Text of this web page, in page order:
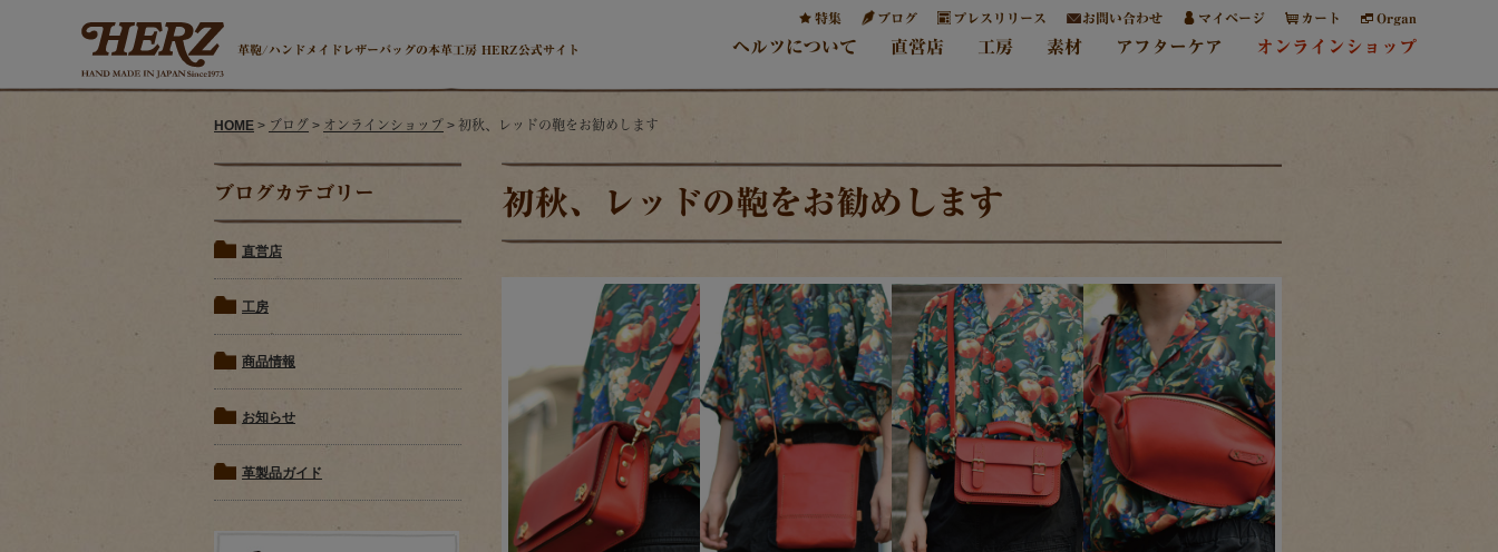
革鞄/ハンドメイドレザーバッグの本革工房 HERZ公式サイト
特集 ブログ プレスリリース お問い合わせ マイページ カート Organ
ヘルツについて 直営店 工房 素材 アフターケア オンラインショップ
HOME > ブログ > オンラインショップ > 初秋、レッドの鞄をお勧めします
ブログカテゴリー
直営店
工房
商品情報
お知らせ
革製品ガイド
初秋、レッドの鞄をお勧めします